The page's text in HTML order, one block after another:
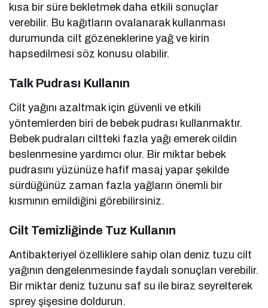
kısa bir süre bekletmek daha etkili sonuçlar
verebilir. Bu kağıtların ovalanarak kullanması
durumunda cilt gözeneklerine yağ ve kirin
hapsedilmesi söz konusu olabilir.
Talk Pudrası Kullanın
Cilt yağını azaltmak için güvenli ve etkili
yöntemlerden biri de bebek pudrası kullanmaktır.
Bebek pudraları ciltteki fazla yağı emerek cildin
beslenmesine yardımcı olur. Bir miktar bebek
pudrasını yüzünüze hafif masaj yapar şekilde
sürdüğünüz zaman fazla yağların önemli bir
kısmının emildiğini görebilirsiniz.
Cilt Temizliğinde Tuz Kullanın
Antibakteriyel özelliklere sahip olan deniz tuzu cilt
yağının dengelenmesinde faydalı sonuçları verebilir.
Bir miktar deniz tuzunu saf su ile biraz seyrelterek
sprey şişesine doldurun.